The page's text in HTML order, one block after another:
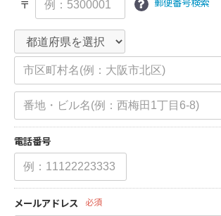
〒
電話番号
メールアドレス 必須